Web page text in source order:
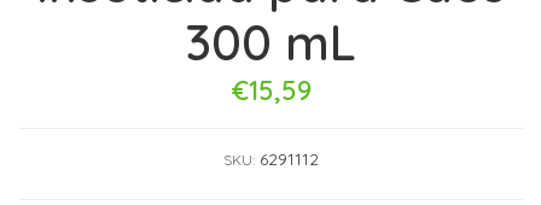
300 mL
€15,59
SKU: 6291112